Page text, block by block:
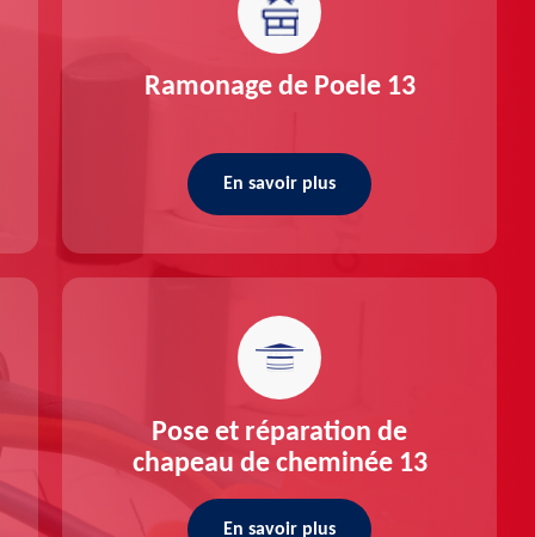
Ramonage de Poele 13
En savoir plus
Pose et réparation de
chapeau de cheminée 13
En savoir plus